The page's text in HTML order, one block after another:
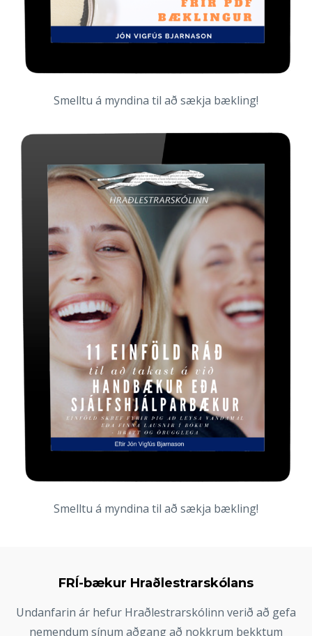
Smelltu á myndina til að sækja bækling!
Smelltu á myndina til að sækja bækling!
FRÍ-bækur Hraðlestrarskólans
Undanfarin ár hefur Hraðlestrarskólinn verið að gefa
nemendum sínum aðgang að nokkrum þekktum